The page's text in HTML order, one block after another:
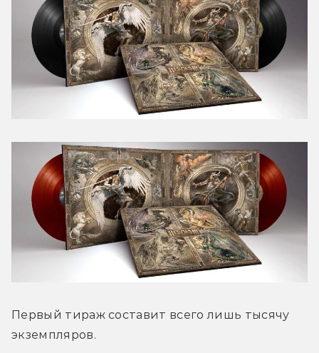
Первый тираж составит всего лишь тысячу
экземпляров.